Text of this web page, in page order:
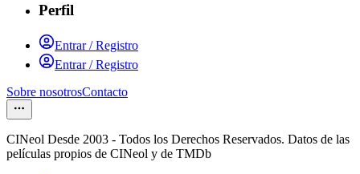
Perfil
Entrar / Registro
Entrar / Registro
Sobre nosotrosContacto
CINeol Desde 2003 - Todos los Derechos Reservados. Datos de las
películas propios de CINeol y de TMDb